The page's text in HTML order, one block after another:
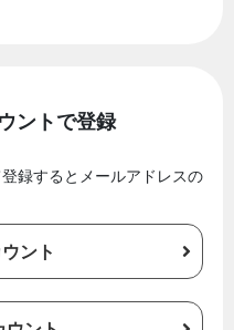
ントで登録
録するとメールアドレスの
ント